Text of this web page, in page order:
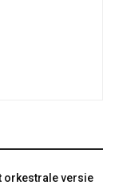
orkestrale versie